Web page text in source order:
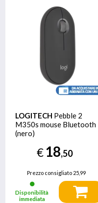
LOGITECH Pebble 2
M350s mouse Bluetooth
(nero)
€18,50
Prezzo consigliato25,99
Disponibilità
immediata